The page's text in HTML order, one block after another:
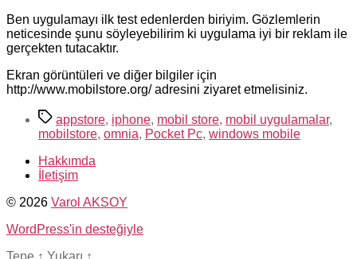
Ben uygulamayı ilk test edenlerden biriyim. Gözlemlerin
neticesinde şunu söyleyebilirim ki uygulama iyi bir reklam ile
gerçekten tutacaktır.
Ekran görüntüleri ve diğer bilgiler için
http://www.mobilstore.org/adresini ziyaret etmelisiniz.
Etiketler
appstore, iphone, mobil store, mobil uygulamalar,
mobilstore, omnia, Pocket Pc, windows mobile
Hakkımda
İletişim
© 2026 Varol AKSOY
WordPress'in desteğiyle
Tepe ↑ Yukarı ↑